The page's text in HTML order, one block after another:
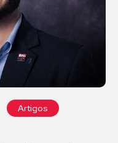
Artigos